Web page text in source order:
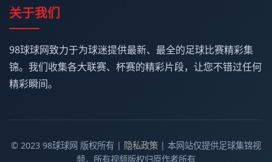
关于我们
98球球网致力于为球迷提供最新、最全的足球比赛精彩集
锦。我们收集各大联赛、杯赛的精彩片段，让您不错过任何
精彩瞬间。
© 2023 98球球网 版权所有 | 隐私政策 | 本网站仅提供足球集锦视
频，所有视频版权归原作者所有